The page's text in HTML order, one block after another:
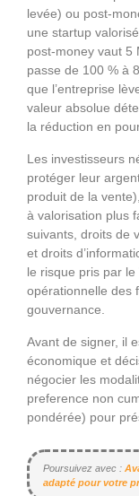
levée) ou
une startup
post‑money vaut
passe de 100 % à
que l’entreprise
valeur absolue
la réduction en
Les investisseurs
protéger leur
produit de la
à valorisation plus
suivants, droits de
et droits
le risque pris par
opérationnelle des
gouvernance.
Avant de signer, il
économique et
négocier les
preference non
pondérée) pour
Poursuivez avec :
adapté pour votre